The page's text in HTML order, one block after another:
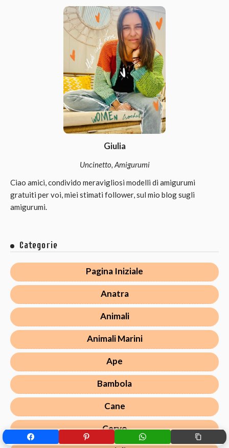
Giulia
Uncinetto, Amigurumi
Ciao amici, condivido meravigliosi modelli di amigurumi
gratuiti per voi, miei stimati follower, sul mio blog sugli
amigurumi.
Categorie
Pagina Iniziale
Anatra
Animali
Animali Marini
Ape
Bambola
Cane
Cervo